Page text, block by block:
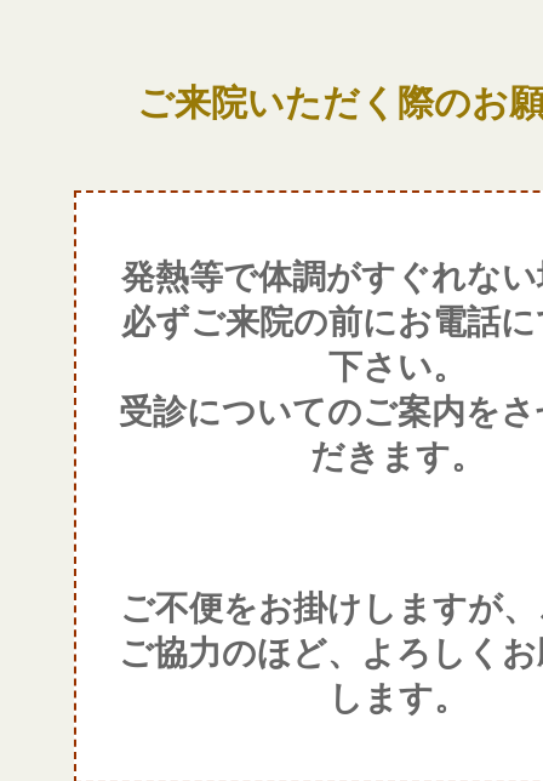
ご来院いただく際のお
発熱等で体調がすぐれな
必ずご来院の前にお電話
下さい。
受診についてのご案内を
だきます。
ご不便をお掛けしますが
ご協力のほど、よろしく
します。